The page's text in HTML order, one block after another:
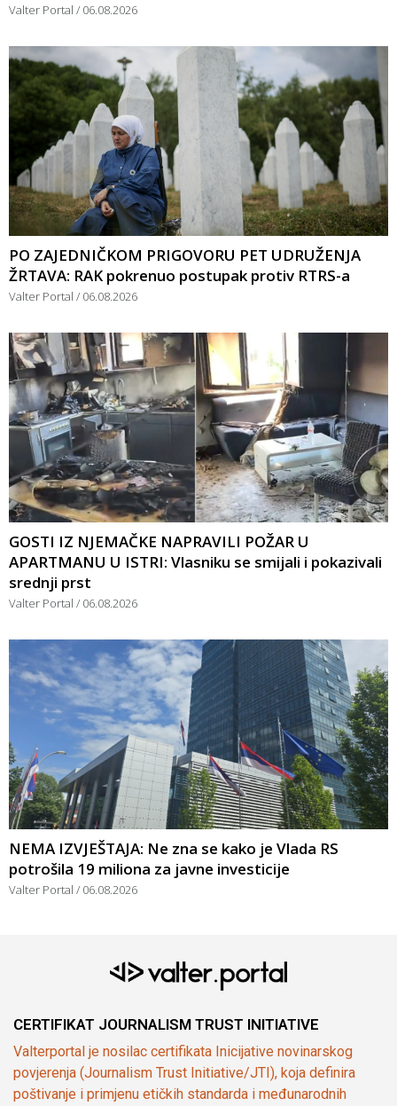
Valter Portal 06.08.2026
PO ZAJEDNIČKOM PRIGOVORU PET UDRUŽENJA
ŽRTAVA: RAK pokrenuo postupak protiv RTRS-a
Valter Portal 06.08.2026
GOSTI IZ NJEMAČKE NAPRAVILI POŽAR U
APARTMANU U ISTRI: Vlasniku se smijali i pokazivali
srednji prst
Valter Portal 06.08.2026
NEMA IZVJEŠTAJA: Ne zna se kako je Vlada RS
potrošila 19 miliona za javne investicije
Valter Portal 06.08.2026
CERTIFIKAT JOURNALISM TRUST INITIATIVE
Valterportal je nosilac certifikata Inicijative novinarskog
povjerenja (Journalism Trust Initiative/JTI), koja definira
poštivanje i primjenu etičkih standarda i međunarodnih